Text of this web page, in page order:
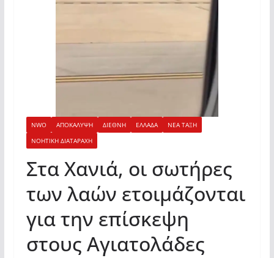
NWO ΑΠΟΚΑΛΥΨΗ ΔΙΕΘΝΗ ΕΛΛΑΔΑ
ΝΕΑ ΤΑΞΗ
ΝΟΗΤΙΚΗ ΔΙΑΤΑΡΑΧΗ
Στα Χανιά, οι σωτήρες
των λαών ετοιμάζονται
για την επίσκεψη
στους Αγιατολάδες